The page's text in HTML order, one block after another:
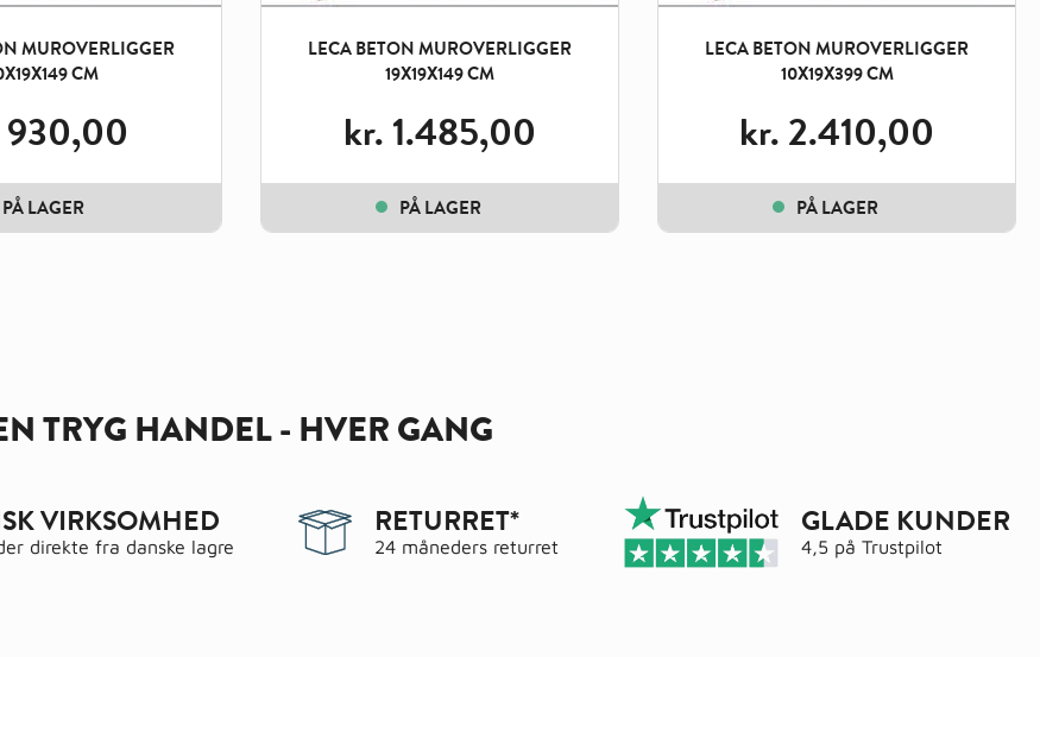
MUROVERLIGGER
CM
930,00
PÅ LAGER
LECA BETON MUROVERLIGGER
19X19X149 CM
kr.1.485,00
PÅ LAGER
LECA BETON MUROVERLIGGER
10X19X399 CM
kr.2.410,00
PÅ LAGER
TRYG HANDEL - HVER GANG
VIRKSOMHED
direkte fra danske lagre
RETURRET*
24 måneders returret
GLADE KUNDER
4,5 på Trustpilot